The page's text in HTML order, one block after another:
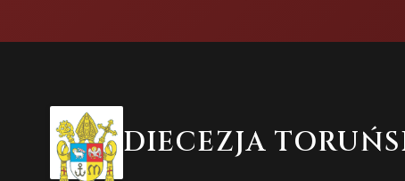
DIECEZJA